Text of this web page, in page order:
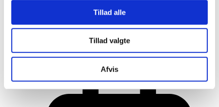
Tillad alle
Tillad valgte
Afvis
Her er alle vinderne fra årets Danish
Rainbow Awards